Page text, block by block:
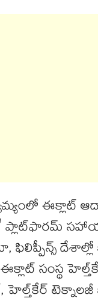
ఈక్లాట్
దేశాల్లో
సంస్థ
హెల్త్‌‌కేర్